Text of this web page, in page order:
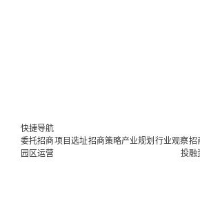
快捷导航
委托招商项目选址招商策略产业规划 行业观察招
园区运营
投融